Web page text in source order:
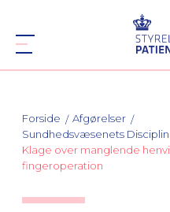
Forside
Afgørelser
Sundhedsvæsenets
Klage over manglende
fingeroperation